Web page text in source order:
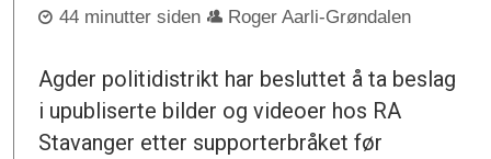
44 minutter siden Roger Aarli-Grøndalen
Agder politidistrikt har besluttet å ta beslag
i upubliserte bilder og videoer hos RA
Stavanger etter supporterbråket før